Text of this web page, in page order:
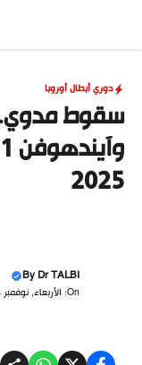
المحتوى
دوري أبطال أوروبا
سقوط مدوي..
2025
ByDr TALBI
On: الأربعاء, نوفمبر 26, 2025 11:36 مساءً